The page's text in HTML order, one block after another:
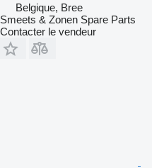
Belgique, Bree
Smeets & Zonen Spare Parts
Contacter le vendeur